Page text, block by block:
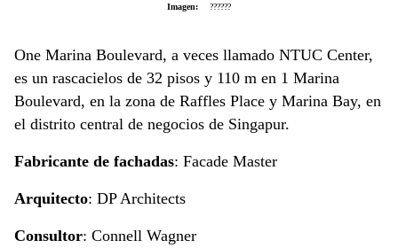
Imagen: ??????
One Marina Boulevard, a veces llamado NTUC Center,
es un rascacielos de 32 pisos y 110 m en 1 Marina
Boulevard, en la zona de Raffles Place y Marina Bay, en
el distrito central de negocios de Singapur.
Fabricante de fachadas: Facade Master
Arquitecto: DP Architects
Consultor: Connell Wagner